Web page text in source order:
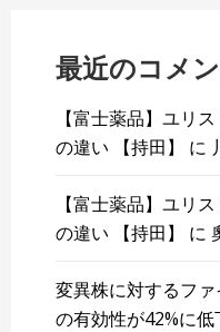
最近のコメ
【富士薬品】ユリ
の違い 【持田】
に
【富士薬品】ユリ
の違い 【持田】
に
変異株に対するフ
の有効性が42%に低